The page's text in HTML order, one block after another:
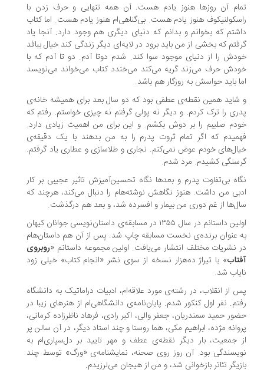
آن روزها هنوز یادم هست. آن همه تنهایی و حرف زدن با
هنوز یادم هست. بی‌گناهی‌ام هنوز یادم هست. اما کتاب
که بخوانم و بدانم که دنیای دیگری هم وجود دارد. آنجا یاد
که بخشی از من باید برود در لایه‌ای دیگر زندگی کند خیال ببافد
را از دنیای موجود سوا کند. شدم دوتا آدم. دو تا آدم که با
حرف می‌زند گریه می‌کند می‌خندد کتاب می‌خواند می‌نویسد
باید حواسش به روزگار هم باشد.
همین نقطه‌ی عطفی بود که دو سال بعد برای همیشه خانه‌ی
را ترک کردم. و دیگر نه پولی گرفتم نه چیزی خواستم. رفتم که
صلیبم را بر دوش بکشم. و این برای من اهمیت زیادی دارد.
که اگر تمام ثروت پدرم را به من بدهند با یک دقیقه‌ی
خودم عوض نمی‌کنم. نجاری و طلاسازی و عطاری یاد گرفتم.
کشیدم. مرد شدم.
بی‌تفاوت پدرم و بعدها نگاه تحسین‌آمیزش تاثیر عجیبی بر کار
من داشت. هنوز نگاهش نوشته‌هام را دنبال می‌کند، هرچند که
از غم دوری من بیمار و افسرده شد، و بعد هم درگذشت.
اولین داستانم در سال ۱۳۵۵ در مسابقه‌ی داستان‌نویسی جوانان کیهان
عنوان برنده‌ی نخست مسابقه چاپ شد. پس از آن هم داستان‌هام
نشریات مختلف انتشار می‌یافت. اولین مجموعه داستانم «روبروی
» با تیراژ ده‌هزار نسخه‌ از سوی نشر «انجام کتاب» خیلی زود
شد.
از انقلاب، در رشته‌ی مورد علاقه‌ام، ادبیات دراماتیک به دانشگاه
نفر اول کنکور شدم. پایان‌نامه‌ی دانشگاهی‌ام از هنرهای زیبا در
حمید سمندریان، جعفر والی، اکبر رادی، فرهاد ناظرزاده کرمانی،
مژده، ابراهیم مکی، هما روستا و چند استاد دیگر، در آن سالن پر
جمعیت، بار دیگر نقطه‌ی عطف و مهر تایید بر دل‌سپاری‌ام به
بود. آن روز روی صحنه، نمایشنامه‌ی «ورگ» توسط چند
تئاتر بازخوانی شد، و من از هیجان می‌لرزیدم.